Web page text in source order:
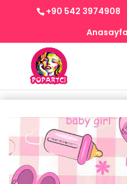
+90 542 3974908
Anasayfa